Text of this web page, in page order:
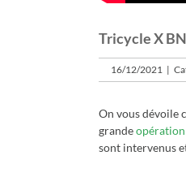
Tricycle X
16/12/2021 |
On vous dévoile
grande
sont intervenus